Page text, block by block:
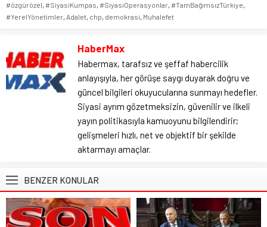
#özgürözel, #SiyasiKumpas, #SiyasiOperasyonlar, #TamBağımsızTürkiye,
#YerelYönetimler, Adalet, chp, demokrasi, Muhalefet
HaberMax
Habermax, tarafsız ve şeffaf habercilik
anlayışıyla, her görüşe saygı duyarak doğru ve
güncel bilgileri okuyucularına sunmayı hedefler.
Siyasi ayrım gözetmeksizin, güvenilir ve ilkeli
yayın politikasıyla kamuoyunu bilgilendirir;
gelişmeleri hızlı, net ve objektif bir şekilde
aktarmayı amaçlar.
BENZER KONULAR